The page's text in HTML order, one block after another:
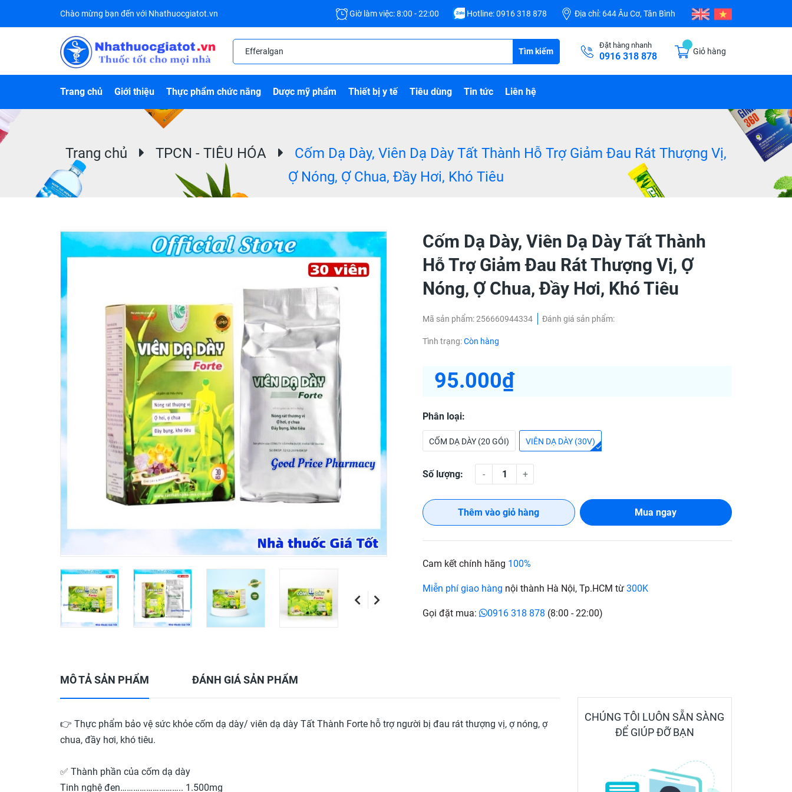
Chào mừng bạn đến với Nhathuocgiatot.vn Giờ làm việc: 8:00 - 22:00 Hotline:0916 318 878 Địa chỉ: 644 Âu Cơ, Tân Bình
Tìm kiếm
Đặt hàng nhanh
0916 318 878 Giỏ hàng
Trang chủ Giới thiệu Thực phẩm chức năng Dược mỹ phẩm Thiết bị y tế Tiêu dùng Tin tức Liên hệ
Trang chủ TPCN - TIÊU HÓA
Cốm Dạ Dày, Viên Dạ Dày Tất Thành Hỗ Trợ Giảm Đau Rát Thượng Vị,
Ợ Nóng, Ợ Chua, Đầy Hơi, Khó Tiêu
Cốm Dạ Dày, Viên Dạ Dày Tất Thành
Hỗ Trợ Giảm Đau Rát Thượng Vị, Ợ
Nóng, Ợ Chua, Đầy Hơi, Khó Tiêu
Mã sản phẩm:256660944334 Đánh giá sản phẩm:
Tình trạng:Còn hàng
95.000₫
Phân loại:
CỐM DẠ DÀY (20 GÓI) VIÊN DẠ DÀY (30V)
Số lượng: - +
Thêm vào giỏ hàng Mua ngay
Cam kết chính hãng 100%
Miễn phí giao hàng nội thành Hà Nội, Tp.HCM từ 300K
Gọi đặt mua: 0916 318 878 (8:00 - 22:00)
MÔ TẢ SẢN PHẨM ĐÁNH GIÁ SẢN PHẨM
👉 Thực phẩm bảo vệ sức khỏe cốm dạ dày/ viên dạ dày Tất Thành Forte hỗ trợ người bị đau rát thượng vị, ợ nóng, ợ
chua, đầy hơi, khó tiêu.
✅ Thành phần của cốm dạ dày
Tinh nghệ đen……………………….. 1.500mg
CHÚNG TÔI LUÔN SẴN SÀNG
ĐỂ GIÚP ĐỠ BẠN